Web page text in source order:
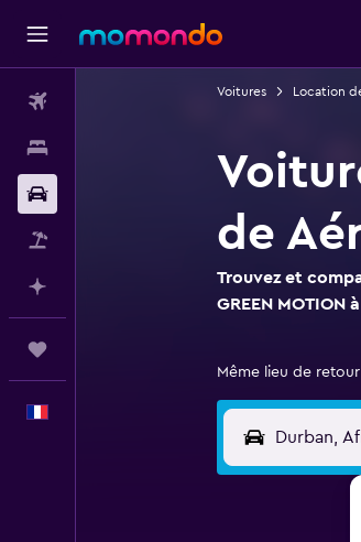
Voitures Location
de
Trouvez et
GREEN
Même lieu de retour